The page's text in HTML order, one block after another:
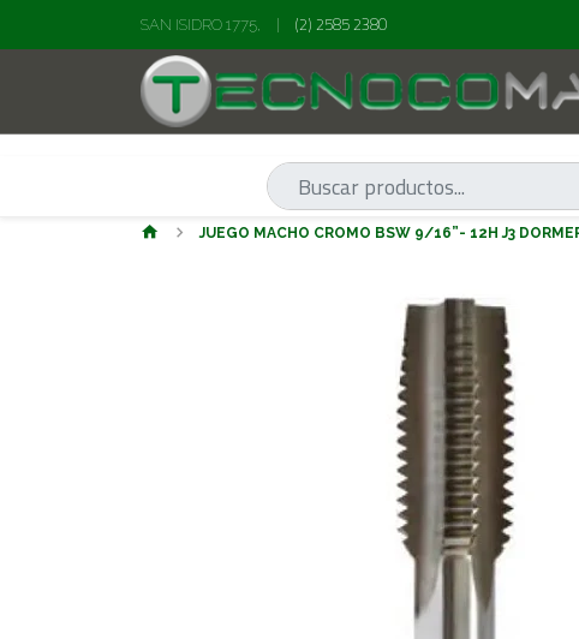
SAN ISIDRO 1775, (2) 2585 2380
JUEGO MACHO CROMO BSW 9/16”- 12H J3